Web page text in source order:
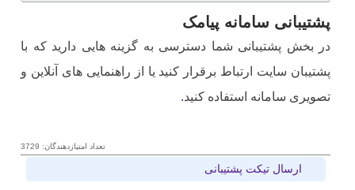
پشتیبانی سامانه پیامک
در بخش پشتیبانی شما دسترسی به گزینه هایی دارید که با
پشتیبان سایت ارتباط برقرار کنید یا از راهنمایی های آنلاین و
تصویری سامانه استفاده کنید.
تعداد امتیازدهندگان: 3729
ارسال تیکت پشتیبانی